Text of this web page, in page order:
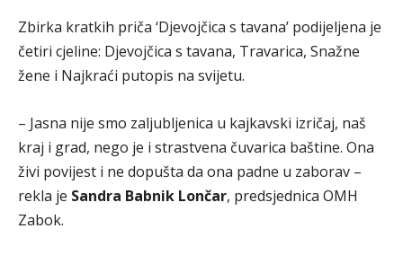
Zbirka kratkih priča ‘Djevojčica s tavana’ podijeljena je
četiri cjeline: Djevojčica s tavana, Travarica, Snažne
žene i Najkraći putopis na svijetu.
– Jasna nije smo zaljubljenica u kajkavski izričaj, naš
kraj i grad, nego je i strastvena čuvarica baštine. Ona
živi povijest i ne dopušta da ona padne u zaborav –
rekla je Sandra Babnik Lončar, predsjednica OMH
Zabok.